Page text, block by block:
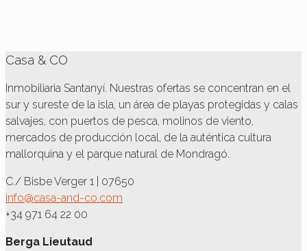
Casa & CO
Inmobiliaria Santanyí. Nuestras ofertas se concentran en el
sur y sureste de la isla, un área de playas protegidas y calas
salvajes, con puertos de pesca, molinos de viento,
mercados de producción local, de la auténtica cultura
mallorquina y el parque natural de Mondragó.
C./ Bisbe Verger 1 | 07650
info@casa-and-co.com
+34 971 64 22 00
Berga Lieutaud